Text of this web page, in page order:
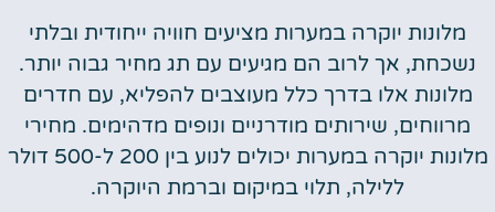
מלונות יוקרה במערות מציעים חוויה ייחודית ובלתי
נשכחת, אך לרוב הם מגיעים עם תג מחיר גבוה יותר.
מלונות אלו בדרך כלל מעוצבים להפליא, עם חדרים
מרווחים, שירותים מודרניים ונופים מדהימים. מחירי
מלונות יוקרה במערות יכולים לנוע בין 200 ל-500 דולר
ללילה, תלוי במיקום וברמת היוקרה.